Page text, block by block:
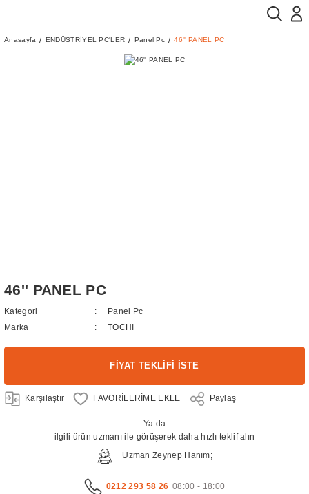
Anasayfa ENDÜSTRİYEL PC'LER Panel Pc 46'' PANEL PC
46'' PANEL PC
Kategori
Panel Pc
Marka
TOCHI
FİYAT TEKLİFİ İSTE
Karşılaştır Paylaş
Ya da
ilgili ürün uzmanı ile görüşerek daha hızlı teklif alın
Uzman Zeynep Hanım;
0212 293 58 26 08:00 - 18:00